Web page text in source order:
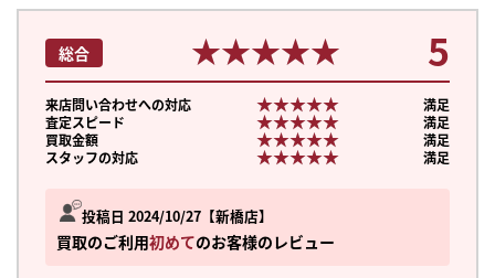
投稿日 2024/10/27 新橋店
買取のご利用初めてのお客様のレビュー
総合 ★★★★★
★★★★★ 5
来店問い合わせへの対応 ★★★★★
★★★★★
満足
査定スピード
★★★★★
★★★★★
満足
買取金額
★★★★★
★★★★★
満足
スタッフの対応
★★★★★
★★★★★ 満足